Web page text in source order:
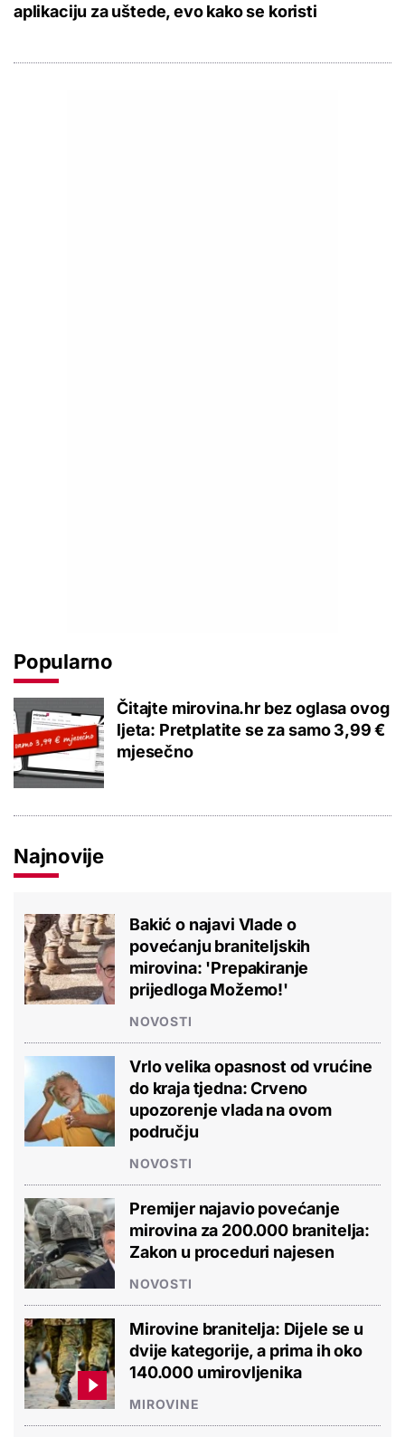
aplikaciju za uštede, evo kako se koristi
Popularno
Čitajte mirovina.hr bez oglasa ovog
ljeta: Pretplatite se za samo 3,99 €
mjesečno
Najnovije
Bakić o najavi Vlade o
povećanju braniteljskih
mirovina: 'Prepakiranje
prijedloga Možemo!'
NOVOSTI
Vrlo velika opasnost od vrućine
do kraja tjedna: Crveno
upozorenje vlada na ovom
području
NOVOSTI
Premijer najavio povećanje
mirovina za 200.000 branitelja:
Zakon u proceduri najesen
NOVOSTI
Mirovine branitelja: Dijele se u
dvije kategorije, a prima ih oko
140.000 umirovljenika
MIROVINE